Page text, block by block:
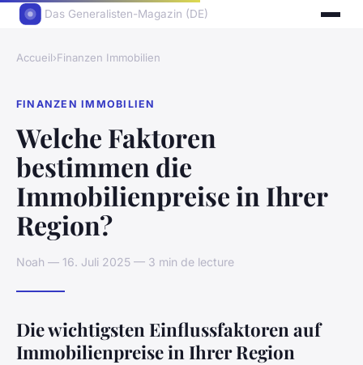
Das Generalisten-Magazin (DE)
Accueil›Finanzen Immobilien
FINANZEN IMMOBILIEN
Welche Faktoren
bestimmen die
Immobilienpreise in Ihrer
Region?
Noah — 16. Juli 2025 — 3 min de lecture
Die wichtigsten Einflussfaktoren auf
Immobilienpreise in Ihrer Region